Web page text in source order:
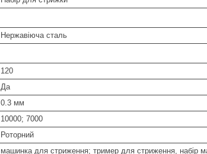
Нержавіюча сталь
120
Да
0.3 мм
10000; 7000
Роторний
машинка для стриження; тример для стриження, набір